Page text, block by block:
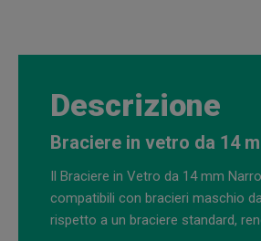
Descrizione
Braciere in vetro da 14
Il Braciere in Vetro da 14 mm
compatibili con bracieri maschio
rispetto a un braciere standard,